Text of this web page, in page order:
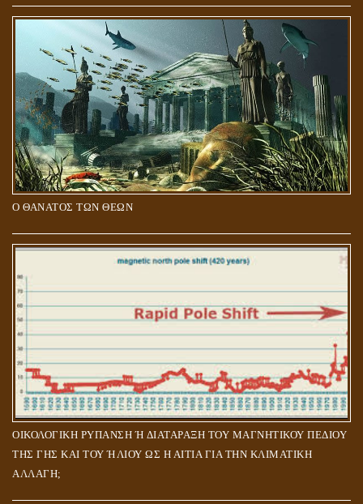
Ο ΘΑΝΑΤΟΣ ΤΩΝ ΘΕΩΝ
ΟΙΚΟΛΟΓΙΚΗ ΡΥΠΑΝΣΗ Ή ΔΙΑΤΑΡΑΞΗ ΤΟΥ ΜΑΓΝΗΤΙΚΟΥ ΠΕΔΙΟΥ
ΤΗΣ ΓΗΣ ΚΑΙ ΤΟΥ ΉΛΙΟΥ ΩΣ Η ΑΙΤΙΑ ΓΙΑ ΤΗΝ ΚΛΙΜΑΤΙΚΗ
ΑΛΛΑΓΗ;